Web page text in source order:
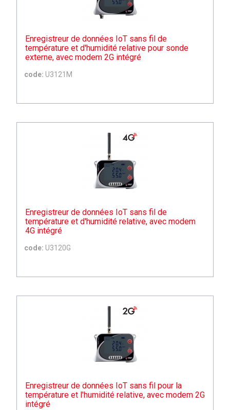
Enregistreur de données IoT sans fil de
température et d'humidité relative pour sonde
externe, avec modem 2G intégré
code: U3121M
Enregistreur de données IoT sans fil de
température et d'humidité relative, avec modem
4G intégré
code: U3120G
Enregistreur de données IoT sans fil pour la
température et l'humidité relative, avec modem 2G
intégré